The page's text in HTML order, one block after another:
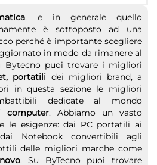
, e in generale quello
è sottoposto ad una
perché è importante scegliere
in modo da rimanere al
Bytecno puoi trovare i migliori
portatili dei migliori brand, a
in questa sezione le migliori
dedicate al mondo
computer. Abbiamo un vasto
le esigenze: dai PC portatili ai
Notebook convertibili agli
delle migliori marche come
. Su ByTecno puoi trovare